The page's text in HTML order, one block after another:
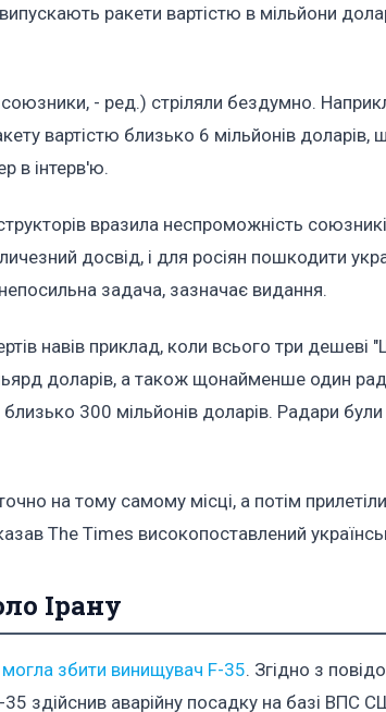
ракети вартістю в мільйони
- ред.) стріляли бездумно.
вартістю близько 6 мільйонів
в інтерв'ю.
вразила неспроможність
досвід, і для росіян пошкодити
задача, зазначає видання.
навів приклад, коли всього три
доларів, а також щонайменше один
300 мільйонів доларів. Радари
на тому самому місці, а потім
The Times високопоставлений
Ірану
могла збити винищувач F-35. Згідно з
35 здійснив аварійну посадку на базі